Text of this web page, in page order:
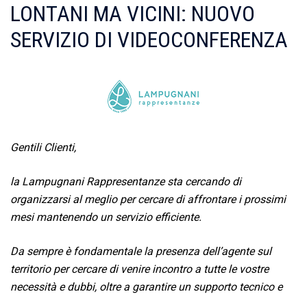
LONTANI MA VICINI: NUOVO
SERVIZIO DI VIDEOCONFERENZA
Gentili Clienti,
la Lampugnani Rappresentanze sta cercando di
organizzarsi al meglio per cercare di affrontare i prossimi
mesi mantenendo un servizio efficiente.
Da sempre è fondamentale la presenza dell’agente sul
territorio per cercare di venire incontro a tutte le vostre
necessità e dubbi, oltre a garantire un supporto tecnico e